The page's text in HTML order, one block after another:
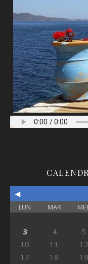
◄
LUN MAR
3
4 5
10
11 12
17
18 19